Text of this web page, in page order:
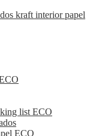
kraft interior papel
list ECO
ECO